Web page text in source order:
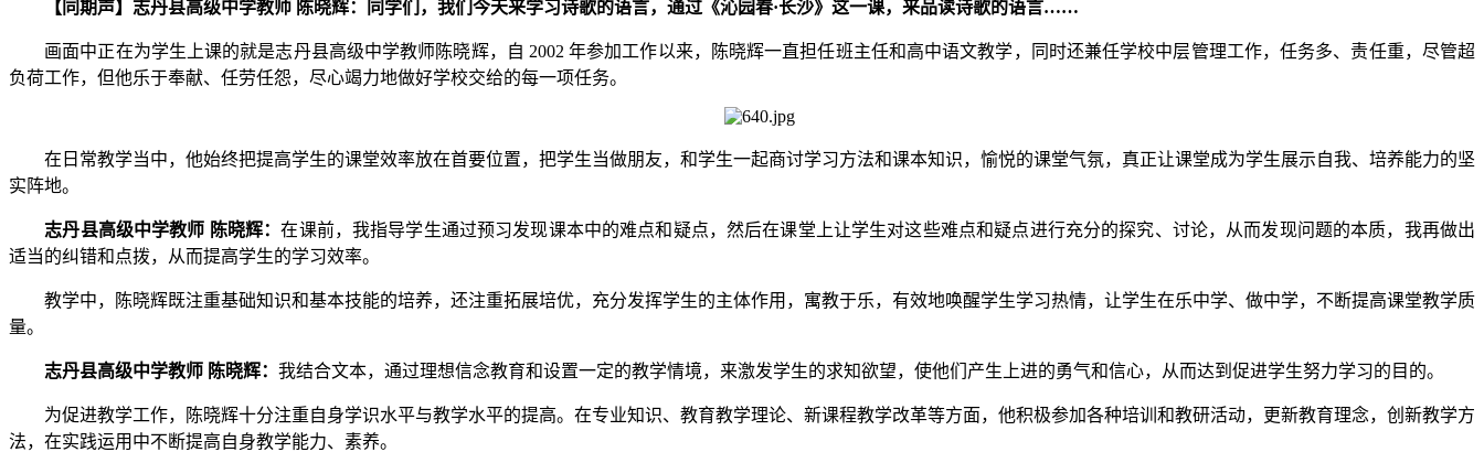
【同期声】志丹县高级中学教师 陈晓辉：同学们，我们今天来学习诗歌的语言，通过《沁园春·长沙》这一课，来品读诗歌的语言……
画面中正在为学生上课的就是志丹县高级中学教师陈晓辉，自 2002 年参加工作以来，陈晓辉一直担任班主任和高中语文教学，同时还兼任学校中层管理工作，任务多、责任重，尽管超
负荷工作，但他乐于奉献、任劳任怨，尽心竭力地做好学校交给的每一项任务。
在日常教学当中，他始终把提高学生的课堂效率放在首要位置，把学生当做朋友，和学生一起商讨学习方法和课本知识，愉悦的课堂气氛，真正让课堂成为学生展示自我、培养能力的坚
实阵地。
志丹县高级中学教师 陈晓辉：在课前，我指导学生通过预习发现课本中的难点和疑点，然后在课堂上让学生对这些难点和疑点进行充分的探究、讨论，从而发现问题的本质，我再做出
适当的纠错和点拨，从而提高学生的学习效率。
教学中，陈晓辉既注重基础知识和基本技能的培养，还注重拓展培优，充分发挥学生的主体作用，寓教于乐，有效地唤醒学生学习热情，让学生在乐中学、做中学，不断提高课堂教学质
量。
志丹县高级中学教师 陈晓辉： 我结合文本，通过理想信念教育和设置一定的教学情境，来激发学生的求知欲望，使他们产生上进的勇气和信心，从而达到促进学生努力学习的目的。
为促进教学工作，陈晓辉十分注重自身学识水平与教学水平的提高。在专业知识、教育教学理论、新课程教学改革等方面，他积极参加各种培训和教研活动，更新教育理念，创新教学方
法，在实践运用中不断提高自身教学能力、素养。